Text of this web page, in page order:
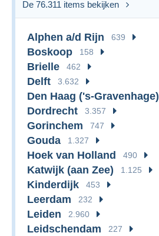
De 76.311 items bekijken
Alphen a/d Rijn 639
Boskoop 158
Brielle 462
Delft 3.632
Den Haag ('s-Gravenhage)
Dordrecht 3.357
Gorinchem 747
Gouda 1.327
Hoek van Holland 490
Katwijk (aan Zee) 1.125
Kinderdijk 453
Leerdam 232
Leiden 2.960
Leidschendam 227